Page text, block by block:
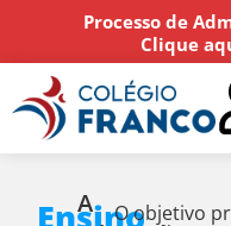
Processo de
Clique
A
O objetivo